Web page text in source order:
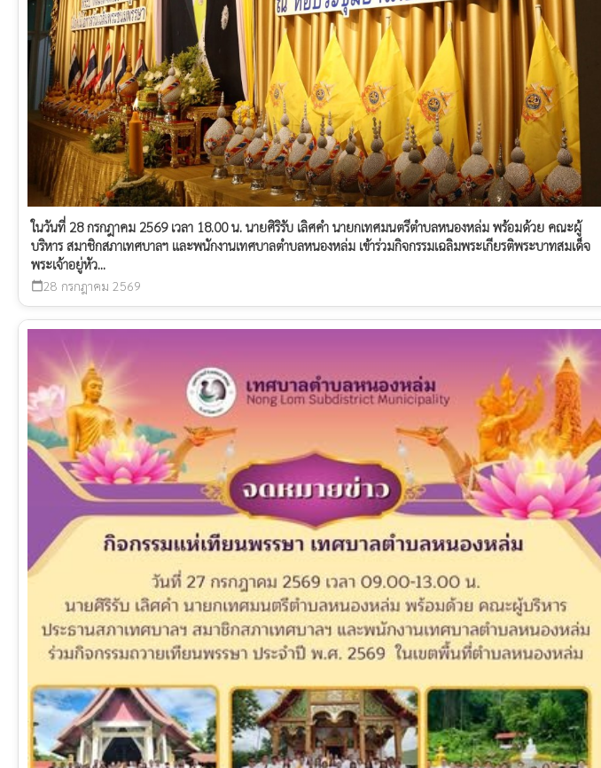
ในวันที่ 28 กรกฎาคม 2569 เวลา 18.00 น. นายศิริรับ เลิศคำ นายกเทศมนตรีตำบลหนองหล่ม พร้อมด้วย คณะผู้
บริหาร สมาชิกสภาเทศบาลฯ และพนักงานเทศบาลตำบลหนองหล่ม เข้าร่วมกิจกรรมเฉลิมพระเกียรติพระบาทสมเด็จ
พระเจ้าอยู่หัว...
calendar_today28 กรกฎาคม 2569